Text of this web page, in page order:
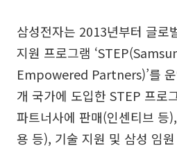
삼성전자는 2013년부터 글로
지원 프로그램
Empowered Partners)’를
개 국가에 도입한 STEP 프로
파트너사에 판매(인센티브 등
용 등), 기술 지원 및 삼성 임